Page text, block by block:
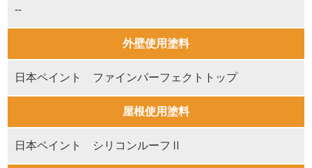
--
外壁使用塗料
日本ペイント ファインパーフェクトトップ
屋根使用塗料
日本ペイント シリコンルーフⅡ